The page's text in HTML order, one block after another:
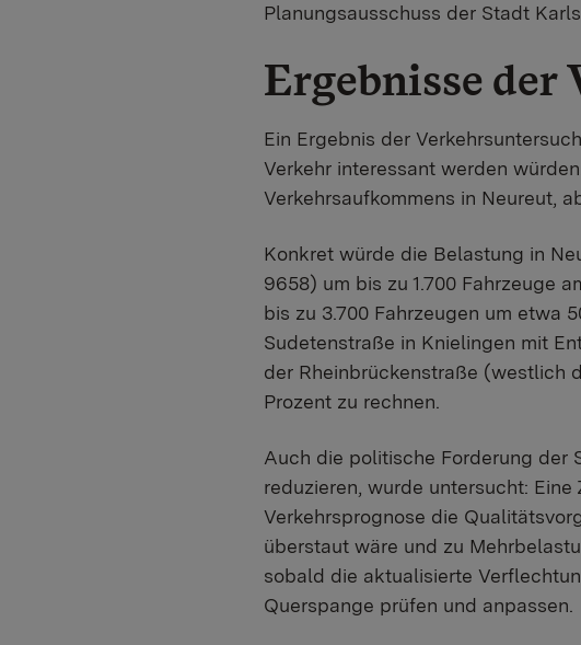
Planungsausschuss der Stadt
Ergebnisse der
Ein Ergebnis der
Verkehr interessant werden
Verkehrsaufkommens in Neureut,
Konkret würde die Belastung in
9658) um bis zu 1.700 Fahrzeuge
bis zu 3.700 Fahrzeugen um etwa
Sudetenstraße in Knielingen mit
der Rheinbrückenstraße (westlich
Prozent zu rechnen.
Auch die politische Forderung der
reduzieren, wurde untersucht:
Verkehrsprognose die
überstaut wäre und zu
sobald die aktualisierte
Querspange prüfen und anpassen.